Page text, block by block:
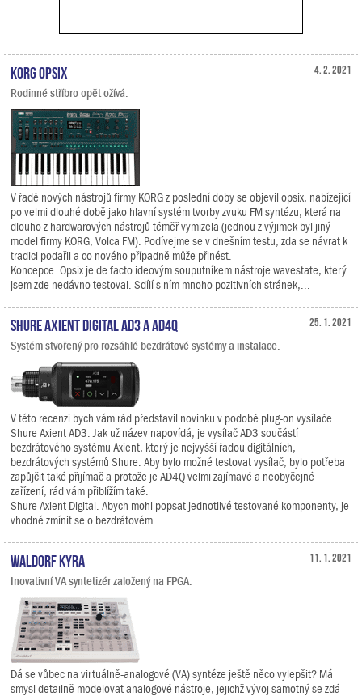
4. 2. 2021
KORG opsix
Rodinné stříbro opět ožívá.
V řadě nových nástrojů firmy KORG z poslední doby se objevil opsix, nabízející
po velmi dlouhé době jako hlavní systém tvorby zvuku FM syntézu, která na
dlouho z hardwarových nástrojů téměř vymizela (jednou z výjimek byl jiný
model firmy KORG, Volca FM). Podívejme se v dnešním testu, zda se návrat k
tradici podařil a co nového případně může přinést.
Koncepce. Opsix je de facto ideovým souputníkem nástroje wavestate, který
jsem zde nedávno testoval. Sdílí s ním mnoho pozitivních stránek,...
25. 1. 2021
Shure Axient Digital AD3 a AD4Q
Systém stvořený pro rozsáhlé bezdrátové systémy a instalace.
V této recenzi bych vám rád představil novinku v podobě plug-on vysílače
Shure Axient AD3. Jak už název napovídá, je vysílač AD3 součástí
bezdrátového systému Axient, který je nejvyšší řadou digitálních,
bezdrátových systémů Shure. Aby bylo možné testovat vysílač, bylo potřeba
zapůjčit také přijímač a protože je AD4Q velmi zajímavé a neobyčejné
zařízení, rád vám přiblížím také.
Shure Axient Digital. Abych mohl popsat jednotlivé testované komponenty, je
vhodné zmínit se o bezdrátovém...
11. 1. 2021
Waldorf Kyra
Inovativní VA syntetizér založený na FPGA.
Dá se vůbec na virtuálně-analogové (VA) syntéze ještě něco vylepšit? Má
smysl detailně modelovat analogové nástroje, jejichž vývoj samotný se zdá